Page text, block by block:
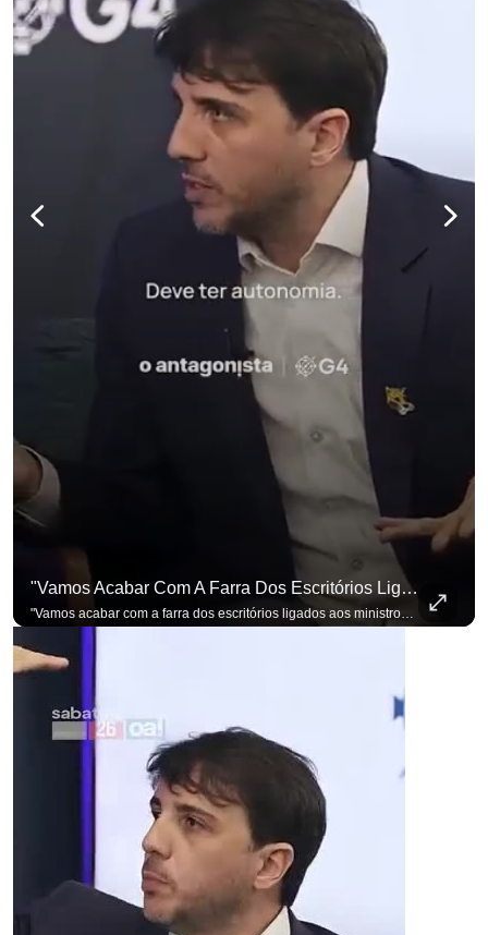
"Vamos Acabar Com A Farra Dos Escritórios Ligados Aos Ministros Do STF"